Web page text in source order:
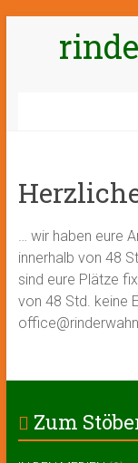
… wir haben eure
innerhalb von 48
sind eure Plätze
von 48 Std. keine
Zum